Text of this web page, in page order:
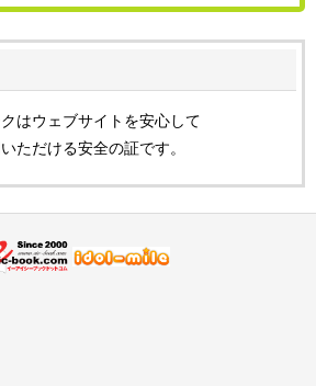
はウェブサイトを安心して
ただける安全の証です。